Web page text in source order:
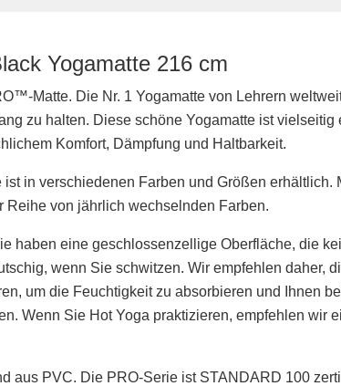
Yogamatte 216 cm
Matte. Die Nr. 1 Yogamatte von Lehrern
zu halten. Diese schöne Yogamatte ist vielseitig
Komfort, Dämpfung und Haltbarkeit.
ist in verschiedenen Farben und Größen erhältlich.
Reihe von jährlich wechselnden Farben.
haben eine geschlossenzellige Oberfläche, die
wenn Sie schwitzen. Wir empfehlen daher,
um die Feuchtigkeit zu absorbieren und Ihnen
Wenn Sie Hot Yoga praktizieren, empfehlen wir
aus PVC. Die PRO-Serie ist STANDARD 100